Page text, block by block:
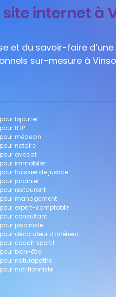
internet à
et du savoir-faire
sur-mesure à
bijoutier
BTP
médecin
notaire
avocat
immobilier
huissier de justice
jardinier
restaurant
management
expert-comptable
consultant
pisciniste
décorateur d’intérieur
coach sportif
bien-être
naturopathe
nutritionniste